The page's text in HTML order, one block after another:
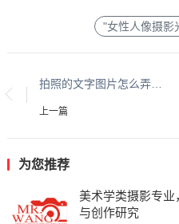
"女性人像摄影
拍照的文字图片怎么弄清晰，如何让拍照的文字图片变得更清晰？
上一篇
为您推荐
美术学类摄影专
与创作研究